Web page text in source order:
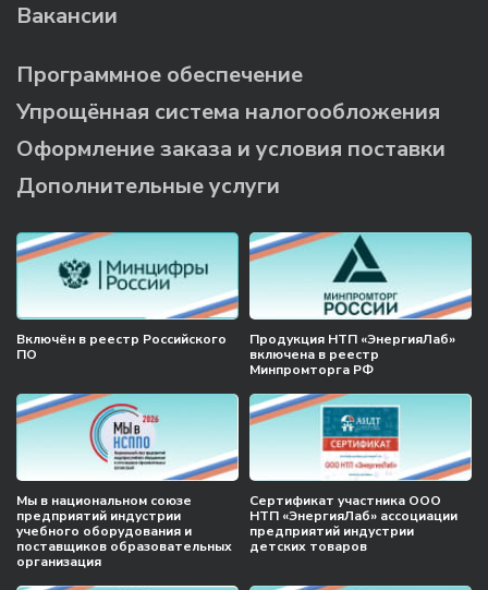
Вакансии
Программное обеспечение
Упрощённая система налогообложения
Оформление заказа и условия поставки
Дополнительные услуги
Включён в реестр Российского
ПО
Продукция НТП «ЭнергияЛаб»
включена в реестр
Минпромторга РФ
Мы в национальном союзе
предприятий индустрии
учебного оборудования и
поставщиков образовательных
организация
Сертификат участника ООО
НТП «ЭнергияЛаб» ассоциации
предприятий индустрии
детских товаров